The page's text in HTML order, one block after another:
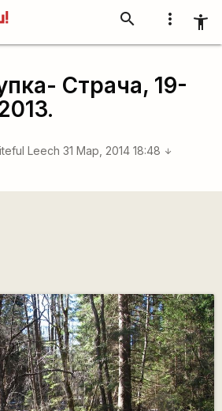
more_vert accessibility_new
search
Страча, 19-
Leech 31 Мар, 2014 18:48 arrow_downward